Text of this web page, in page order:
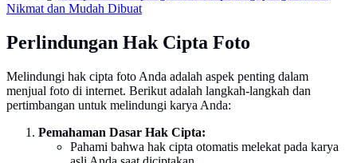
Nikmat dan Mudah Dibuat
Perlindungan Hak Cipta Foto
Melindungi hak cipta foto Anda adalah aspek penting dalam
menjual foto di internet. Berikut adalah langkah-langkah dan
pertimbangan untuk melindungi karya Anda:
Pemahaman Dasar Hak Cipta:
Pahami bahwa hak cipta otomatis melekat pada karya